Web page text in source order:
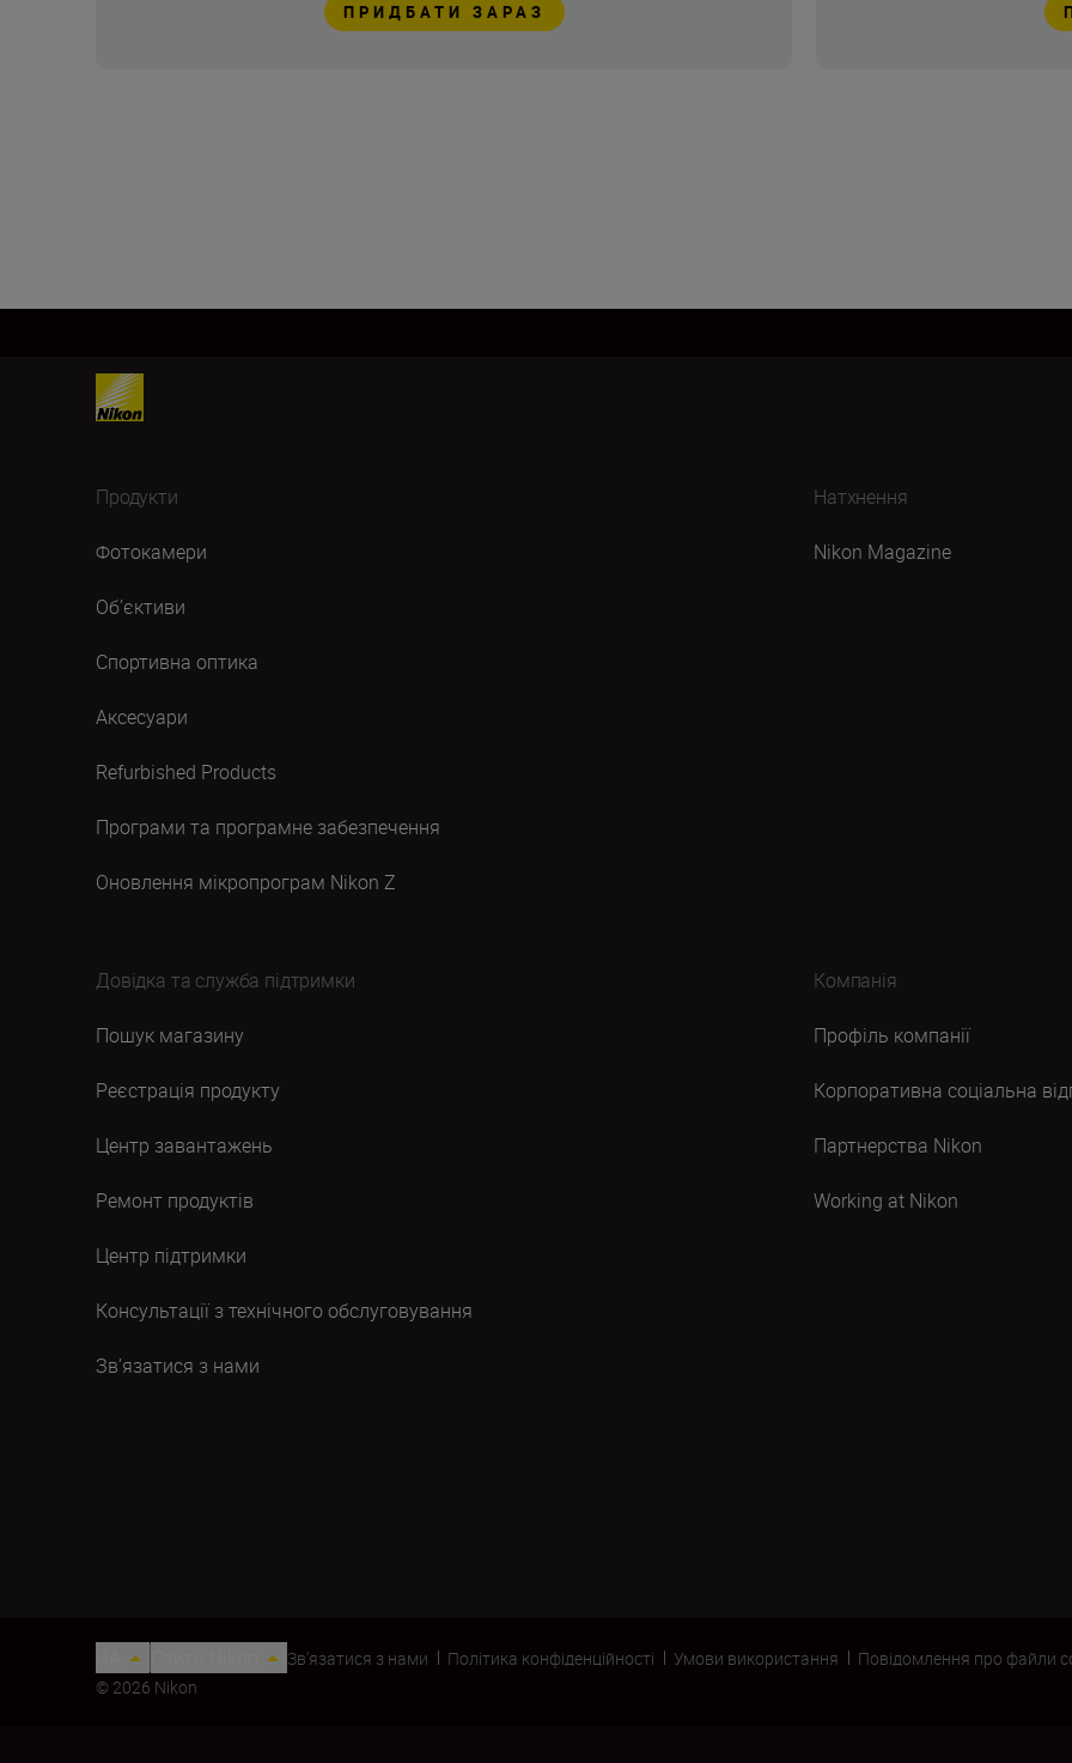
ПРИДБАТИ ЗАРАЗ
Продукти
Фотокамери
Об’єктиви
Спортивна оптика
Аксесуари
Refurbished Products
Програми та програмне забезпечення
Оновлення мікропрограм Nikon Z
Натхнення
Nikon Magazine
Довідка та служба підтримки
Пошук магазину
Реєстрація продукту
Центр завантажень
Ремонт продуктів
Центр підтримки
Консультації з технічного обслуговування
Зв’язатися з нами
Компанія
Профіль компанії
Корпоративна соціальна
Партнерства Nikon
Working at Nikon
Зв’язатися з нами Політика конфіденційності Умови використання Повідомлення про файли
© 2026 Nikon